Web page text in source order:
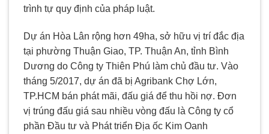
trình tự quy định của pháp luật.
Dự án Hòa Lân rộng hơn 49ha, sở hữu vị trí đắc địa
tại phường Thuận Giao, TP. Thuận An, tỉnh Bình
Dương do Công ty Thiên Phú làm chủ đầu tư. Vào
tháng 5/2017, dự án đã bị Agribank Chợ Lớn,
TP.HCM bán phát mãi, đấu giá để thu hồi nợ. Đơn
vị trúng đấu giá sau nhiều vòng đấu là Công ty cổ
phần Đầu tư và Phát triển Địa ốc Kim Oanh